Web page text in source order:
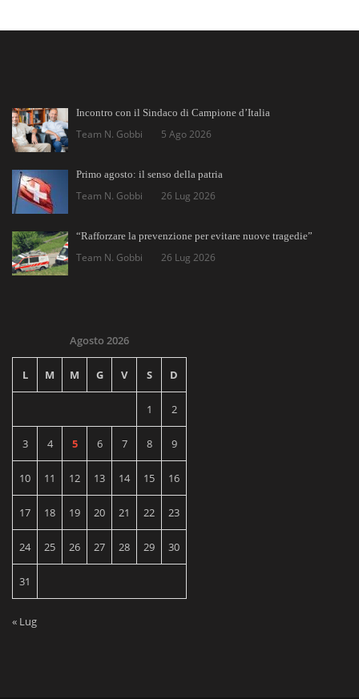
Incontro con il Sindaco di Campione d’Italia
Team N. Gobbi 5 Ago 2026
Primo agosto: il senso della patria
Team N. Gobbi 26 Lug 2026
“Rafforzare la prevenzione per evitare nuove tragedie”
Team N. Gobbi 26 Lug 2026
Agosto 2026
L M M G V S D
1 2
3 4 5 6 7 8 9
10 11 12 13 14 15 16
17 18 19 20 21 22 23
24 25 26 27 28 29 30
31
« Lug